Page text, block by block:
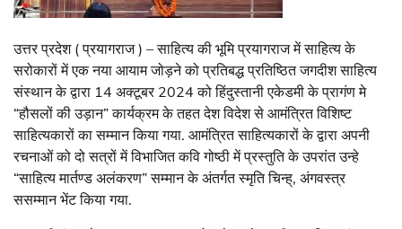
उत्तर प्रदेश ( प्रयागराज ) – साहित्य की भूमि प्रयागराज में साहित्य के
सरोकारों में एक नया आयाम जोड़ने को प्रतिबद्ध प्रतिष्ठित जगदीश साहित्य
संस्थान के द्वारा 14 अक्टूबर 2024 को हिंदुस्तानी एकेडमी के प्रागंण मे
“हौसलों की उड़ान” कार्यक्रम के तहत देश विदेश से आमंत्रित विशिष्ट
साहित्यकारों का सम्मान किया गया. आमंत्रित साहित्यकारों के द्वारा अपनी
रचनाओं को दो सत्रों में विभाजित कवि गोष्ठी में प्रस्तुति के उपरांत उन्हे
“साहित्य मार्तण्ड अलंकरण” सम्मान के अंतर्गत स्मृति चिन्ह्, अंगवस्त्र
ससम्मान भेंट किया गया.